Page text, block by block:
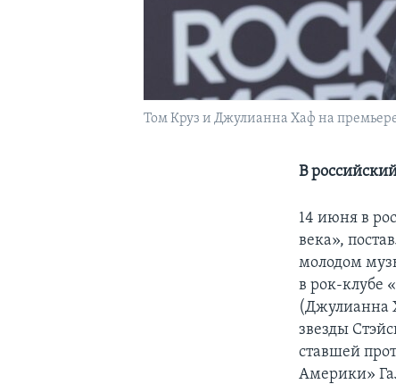
Том Круз и Джулианна Хаф на
В
14 июня в
века»,
молодом
в рок-клубе
(Джулианна
звезды
ставшей
Америки»